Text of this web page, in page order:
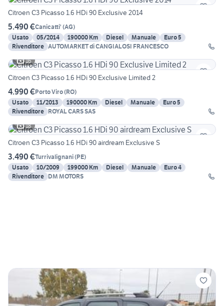
Citroen C3 Picasso 1.6 HDi 90 Exclusive 2014
5.490 €Canicatti' (AG)
Usato
05/2014 190000 Km Diesel Manuale
Euro 5
Rivenditore AUTOMARKET di CANGIALOSI FRANCESCO
16
Citroen C3 Picasso 1.6 HDi 90 Exclusive Limited 2
4.990 €Porto Viro(RO)
Usato
11/2013 190000 Km Diesel Manuale
Euro 5
Rivenditore ROYAL CARS SAS
18
Citroen C3 Picasso 1.6 HDi 90 airdream Exclusive S
3.490 €Turrivalignani(PE)
Usato
10/2009 199000 Km Diesel Manuale
Euro 4
Rivenditore DM MOTORS